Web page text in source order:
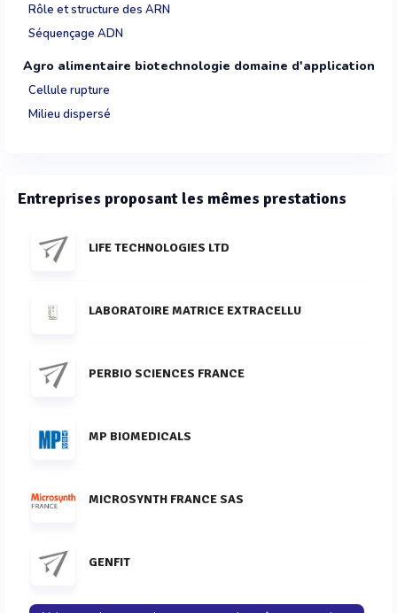
Rôle et structure des ARN
Séquençage ADN
Agro alimentaire biotechnologie domaine d'application
Cellule rupture
Milieu dispersé
Entreprises proposant les mêmes prestations
LIFE TECHNOLOGIES LTD
LABORATOIRE MATRICE EXTRACELLU
PERBIO SCIENCES FRANCE
MP BIOMEDICALS
MICROSYNTH FRANCE SAS
GENFIT